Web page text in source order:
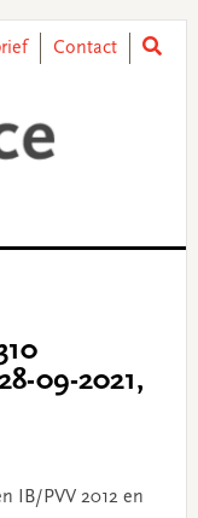
Contact
09-2021,
IB/PVV 2012 en